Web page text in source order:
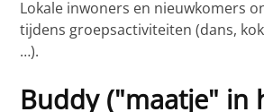
Lokale inwoners en nieuwkomers
tijdens groepsactiviteiten (dans,
…).
Buddy ("maatje" in